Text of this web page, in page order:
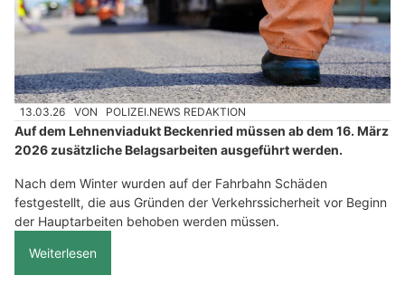
13.03.26 VON POLIZEI.NEWS REDAKTION
Auf dem Lehnenviadukt Beckenried müssen ab dem 16. März
2026 zusätzliche Belagsarbeiten ausgeführt werden.
Nach dem Winter wurden auf der Fahrbahn Schäden
festgestellt, die aus Gründen der Verkehrssicherheit vor Beginn
der Hauptarbeiten behoben werden müssen.
Weiterlesen